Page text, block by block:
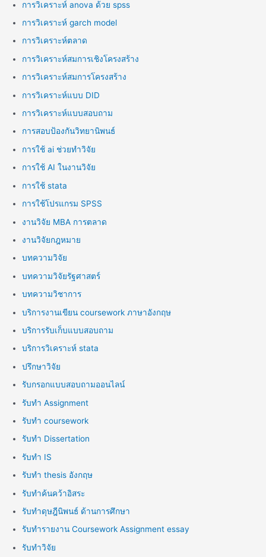
การวิเคราะห์ anova ด้วย spss
การวิเคราะห์ garch model
การวิเคราะห์ตลาด
การวิเคราะห์สมการเชิงโครงสร้าง
การวิเคราะห์สมการโครงสร้าง
การวิเคราะห์แบบ DID
การวิเคราะห์แบบสอบถาม
การสอบป้องกันวิทยานิพนธ์
การใช้ ai ช่วยทำวิจัย
การใช้ AI ในงานวิจัย
การใช้ stata
การใช้โปรแกรม SPSS
งานวิจัย MBA การตลาด
งานวิจัยกฎหมาย
บทความวิจัย
บทความวิจัยรัฐศาสตร์
บทความวิชาการ
บริการงานเขียน coursework ภาษาอังกฤษ
บริการรับเก็บแบบสอบถาม
บริการวิเคราะห์ stata
ปรึกษาวิจัย
รับกรอกแบบสอบถามออนไลน์
รับทำ Assignment
รับทำ coursework
รับทำ Dissertation
รับทำ IS
รับทำ thesis อังกฤษ
รับทำค้นคว้าอิสระ
รับทำดุษฎีนิพนธ์ ด้านการศึกษา
รับทำรายงาน Coursework Assignment essay
รับทำวิจัย